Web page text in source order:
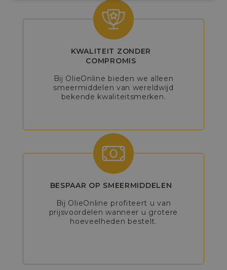
KWALITEIT ZONDER
COMPROMIS
Bij OlieOnline bieden we alleen
smeermiddelen van wereldwijd
bekende kwaliteitsmerken.
BESPAAR OP SMEERMIDDELEN
Bij OlieOnline profiteert u van
prijsvoordelen wanneer u grotere
hoeveelheden bestelt.